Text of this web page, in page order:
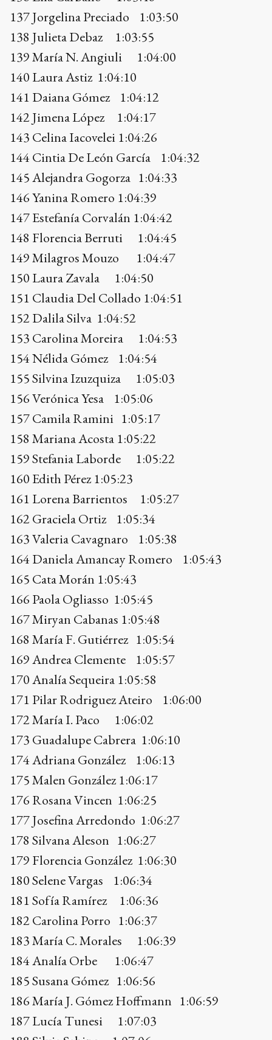
142 Jimena López 1:04:17
143 Celina Iacovelei 1:04:26
144 Cintia De León García 1:04:32
145 Alejandra Gogorza 1:04:33
146 Yanina Romero 1:04:39
147 Estefanía Corvalán 1:04:42
148 Florencia Berruti 1:04:45
149 Milagros Mouzo 1:04:47
150 Laura Zavala 1:04:50
151 Claudia Del Collado 1:04:51
152 Dalila Silva 1:04:52
153 Carolina Moreira 1:04:53
154 Nélida Gómez 1:04:54
155 Silvina Izuzquiza 1:05:03
156 Verónica Yesa 1:05:06
157 Camila Ramini 1:05:17
158 Mariana Acosta 1:05:22
159 Stefania Laborde 1:05:22
160 Edith Pérez 1:05:23
161 Lorena Barrientos 1:05:27
162 Graciela Ortiz 1:05:34
163 Valeria Cavagnaro 1:05:38
164 Daniela Amancay Romero 1:05:43
165 Cata Morán 1:05:43
166 Paola Ogliasso 1:05:45
167 Miryan Cabanas 1:05:48
168 María F. Gutiérrez 1:05:54
169 Andrea Clemente 1:05:57
170 Analía Sequeira 1:05:58
171 Pilar Rodriguez Ateiro 1:06:00
172 María I. Paco 1:06:02
173 Guadalupe Cabrera 1:06:10
174 Adriana González 1:06:13
175 Malen González 1:06:17
176 Rosana Vincen 1:06:25
177 Josefina Arredondo 1:06:27
178 Silvana Aleson 1:06:27
179 Florencia González 1:06:30
180 Selene Vargas 1:06:34
181 Sofía Ramírez 1:06:36
182 Carolina Porro 1:06:37
183 María C. Morales 1:06:39
184 Analía Orbe 1:06:47
185 Susana Gómez 1:06:56
186 María J. Gómez Hoffmann 1:06:59
187 Lucía Tunesi 1:07:03
188 Silvia Sabino 1:07:06
189 María De La Paz Muda 1:07:17
190 Stella Zapata 1:07:19
191 Stefanía Tondi 1:07:21
192 Candela Soria Morando 1:07:24
193 María A. Oliva 1:07:24